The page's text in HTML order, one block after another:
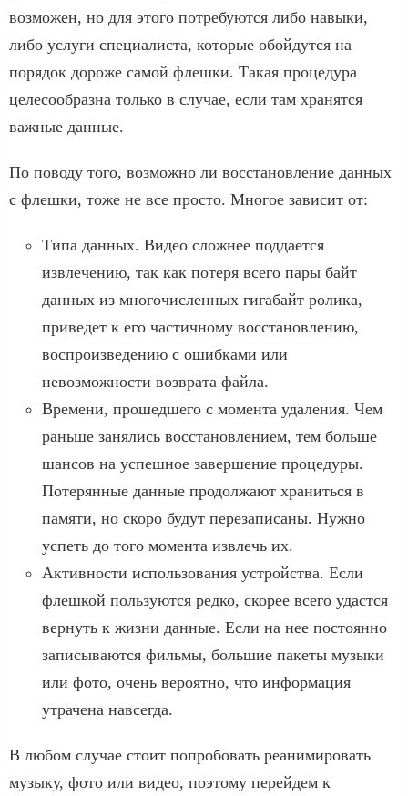
возможен, но для этого потребуются либо навыки,
либо услуги специалиста, которые обойдутся на
порядок дороже самой флешки. Такая процедура
целесообразна только в случае, если там хранятся
важные данные.
По поводу того, возможно ли восстановление данных
с флешки, тоже не все просто. Многое зависит от:
Типа данных. Видео сложнее поддается
извлечению, так как потеря всего пары байт
данных из многочисленных гигабайт ролика,
приведет к его частичному восстановлению,
воспроизведению с ошибками или
невозможности возврата файла.
Времени, прошедшего с момента удаления. Чем
раньше занялись восстановлением, тем больше
шансов на успешное завершение процедуры.
Потерянные данные продолжают храниться в
памяти, но скоро будут перезаписаны. Нужно
успеть до того момента извлечь их.
Активности использования устройства. Если
флешкой пользуются редко, скорее всего удастся
вернуть к жизни данные. Если на нее постоянно
записываются фильмы, большие пакеты музыки
или фото, очень вероятно, что информация
утрачена навсегда.
В любом случае стоит попробовать реанимировать
музыку, фото или видео, поэтому перейдем к